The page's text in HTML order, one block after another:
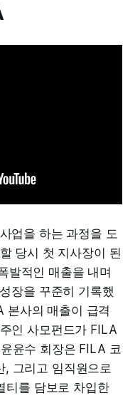
업을 하는 과정을 도
당시 첫 지사장이 된
발적인 매출을 내며
장을 꾸준히 기록했
본사의 매출이 급격
인 사모펀드가 FILA
윤수 회장은 FILA 코
, 그리고 임직원으로
티를 담보로 차입한